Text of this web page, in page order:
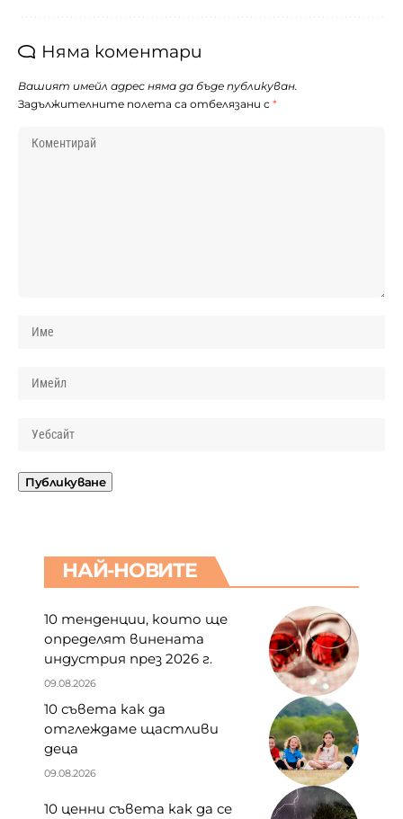
Няма коментари
Вашият имейл адрес няма да бъде публикуван.
Задължителните полета са отбелязани с *
НАЙ-НОВИТЕ
10 тенденции, които ще
определят винената
индустрия през 2026 г.
09.08.2026
10 съвета как да
отглеждаме щастливи
деца
09.08.2026
10 ценни съвета как да се